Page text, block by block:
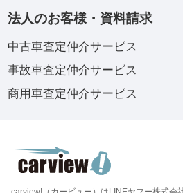
法人のお客様・資料請求
中古車査定仲介サービス
事故車査定仲介サービス
商用車査定仲介サービス